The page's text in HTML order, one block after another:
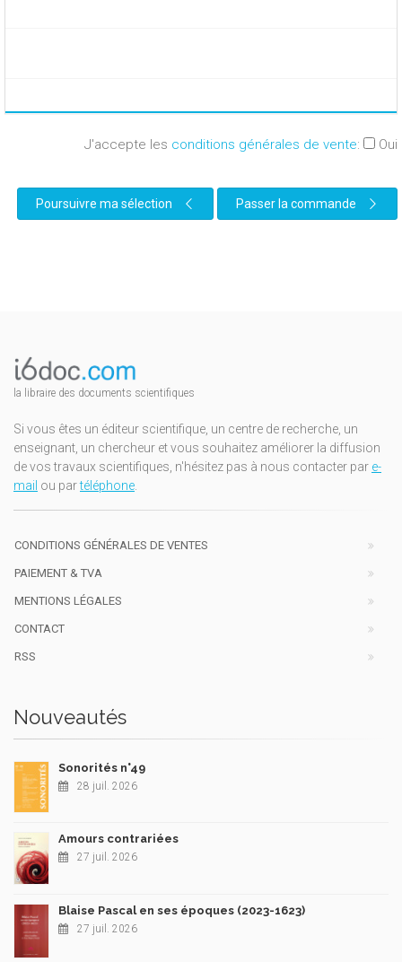
J'accepte les conditions générales de vente: Oui
Poursuivre ma sélection Passer la commande
la libraire des documents scientifiques
Si vous êtes un éditeur scientifique, un centre de recherche, un
enseignant, un chercheur et vous souhaitez améliorer la diffusion
de vos travaux scientifiques, n'hésitez pas à nous contacter par e-
mail ou partéléphone.
CONDITIONS GÉNÉRALES DE VENTES
PAIEMENT & TVA
MENTIONS LÉGALES
CONTACT
RSS
Nouveautés
Sonorités n°49
28 juil. 2026
Amours contrariées
27 juil. 2026
Blaise Pascal en ses époques (2023-1623)
27 juil. 2026